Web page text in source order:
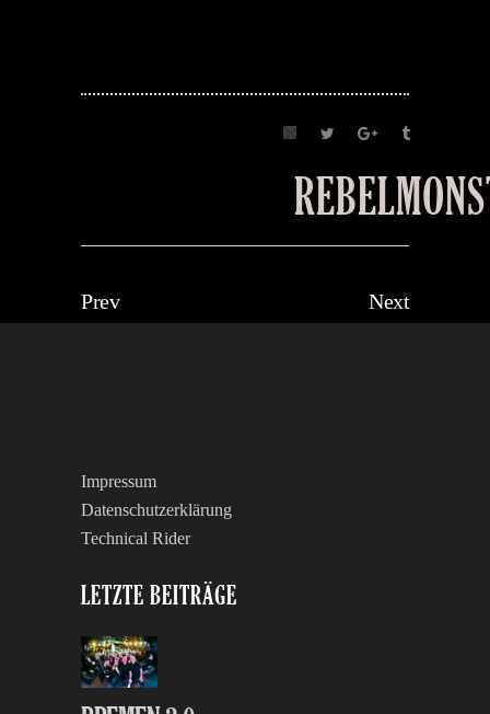
Prev Next
Impressum
Datenschutzerklärung
Technical Rider
LETZTE BEITRÄGE